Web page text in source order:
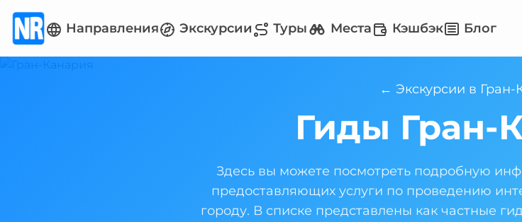
Направления Экскурсии Туры Места Кэшбэк Блог
← Экскурсии в Гран-
Гиды Гран-
Здесь вы можете посмотреть подробную
предоставляющих услуги по проведению
городу. В списке представлены как частные